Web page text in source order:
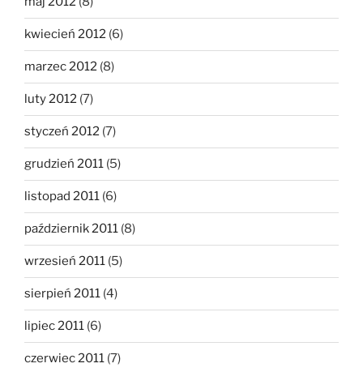
kwiecień 2012 (6)
marzec 2012 (8)
luty 2012 (7)
styczeń 2012 (7)
grudzień 2011 (5)
listopad 2011 (6)
październik 2011 (8)
wrzesień 2011 (5)
sierpień 2011 (4)
lipiec 2011 (6)
czerwiec 2011 (7)